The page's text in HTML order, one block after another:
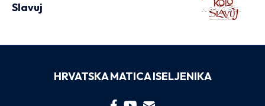
NOVOSTI
Slavuj
HRVATSKA MATICA ISELJENIKA